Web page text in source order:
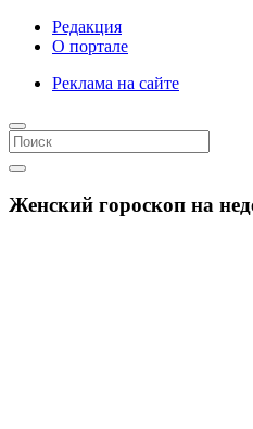
Редакция
О портале
Реклама на сайте
Женский гороскоп на